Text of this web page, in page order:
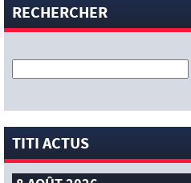
RECHERCHER
TITI ACTUS